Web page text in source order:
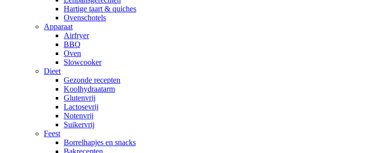
Hartige taart & quiches
Ovenschotels
Apparaat
Airfryer
BBQ
Oven
Slowcooker
Dieet
Gezonde recepten
Koolhydraatarm
Glutenvrij
Lactosevrij
Notenvrij
Suikervrij
Feest
Borrelhapjes en snacks
Bakrecepten